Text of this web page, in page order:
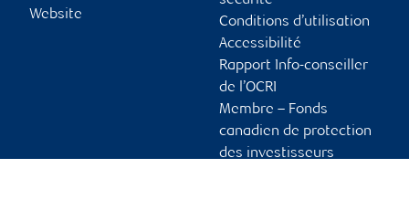
Website
Conditions d’utilisation
Accessibilité
Rapport Info-conseiller
de l’OCRI
Membre – Fonds
canadien de protection
des investisseurs